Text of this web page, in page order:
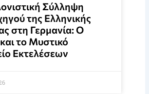
Σύλληψη
της Ελληνικής
στη Γερμανία: Ο
το Μυστικό
Εκτελέσεων